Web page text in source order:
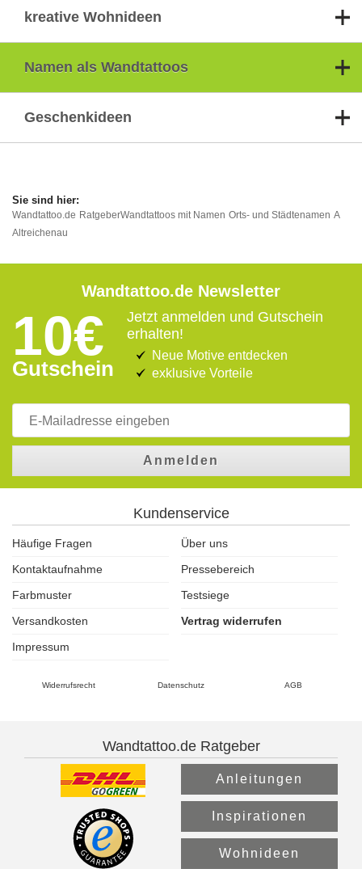
kreative Wohnideen
Namen als Wandtattoos
Geschenkideen
Wandtattoo.de RatgeberWandtattoos mit Namen Orts- und Städtenamen A
Altreichenau
Wandtattoo.de Newsletter
10€
Gutschein
Jetzt anmelden und Gutschein
erhalten!
Neue Motive entdecken
exklusive Vorteile
Anmelden
Kundenservice
Häufige Fragen
Über uns
Kontaktaufnahme
Pressebereich
Farbmuster
Testsiege
Versandkosten
Vertrag widerrufen
Impressum
Widerrufsrecht Datenschutz AGB
Wandtattoo.de Ratgeber
Anleitungen
Inspirationen
Wohnideen